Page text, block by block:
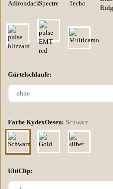
Gürtelschlaufe:
Farbe KydexOesen: Schwarz
UltiClip: